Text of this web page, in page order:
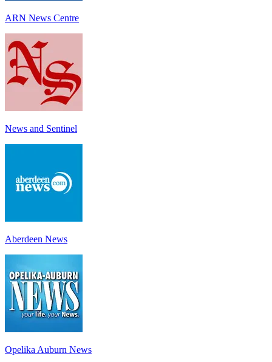
ARN News Centre
News and Sentinel
Aberdeen News
Opelika Auburn News